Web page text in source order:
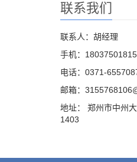
联系我们
联系人：胡经理
手机：18037501815
电话：0371-
邮箱：
地址： 郑州市中州
1403